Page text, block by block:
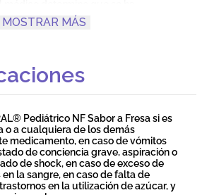
lo cual suele lograrse en 4 o 5
los vómitos, la diarrea, diarrea
MOSTRAR MÁS
Pediátrico NF Sabor a Fresa si es
o a cualquiera de los demás
medicamento, en caso de vómitos
de conciencia grave, aspiración o
de shock, en caso de exceso de
la sangre, en caso de falta de
en la utilización de azúcar, y